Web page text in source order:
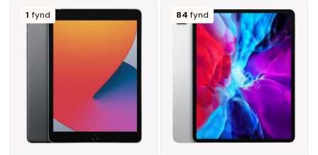
1 fynd 84 fynd